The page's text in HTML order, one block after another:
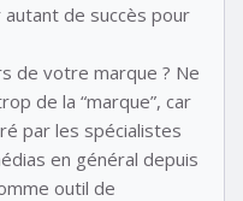
de succès pour
de votre marque ? Ne
de la “marque”, car
par les spécialistes
en général depuis
outil de